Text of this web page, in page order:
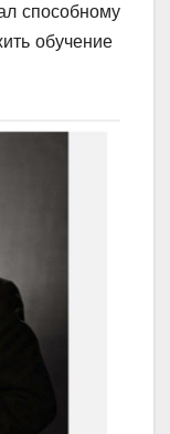
способному
обучение